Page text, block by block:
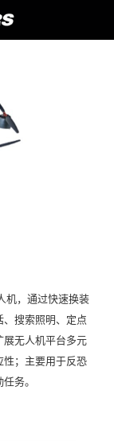
机，通过快速换装
搜索照明、定点
展无人机平台多元
性；主要用于反恐
务。